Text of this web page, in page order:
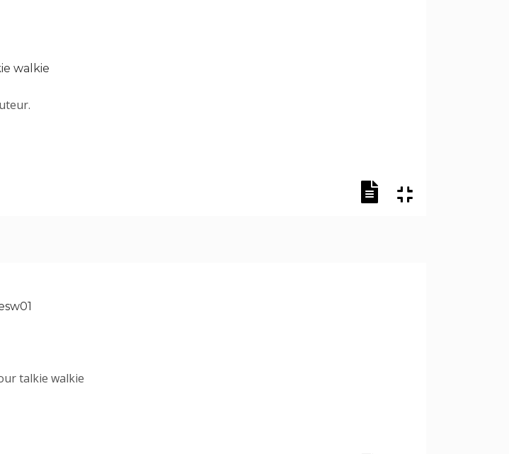
walkie
talkie walkie